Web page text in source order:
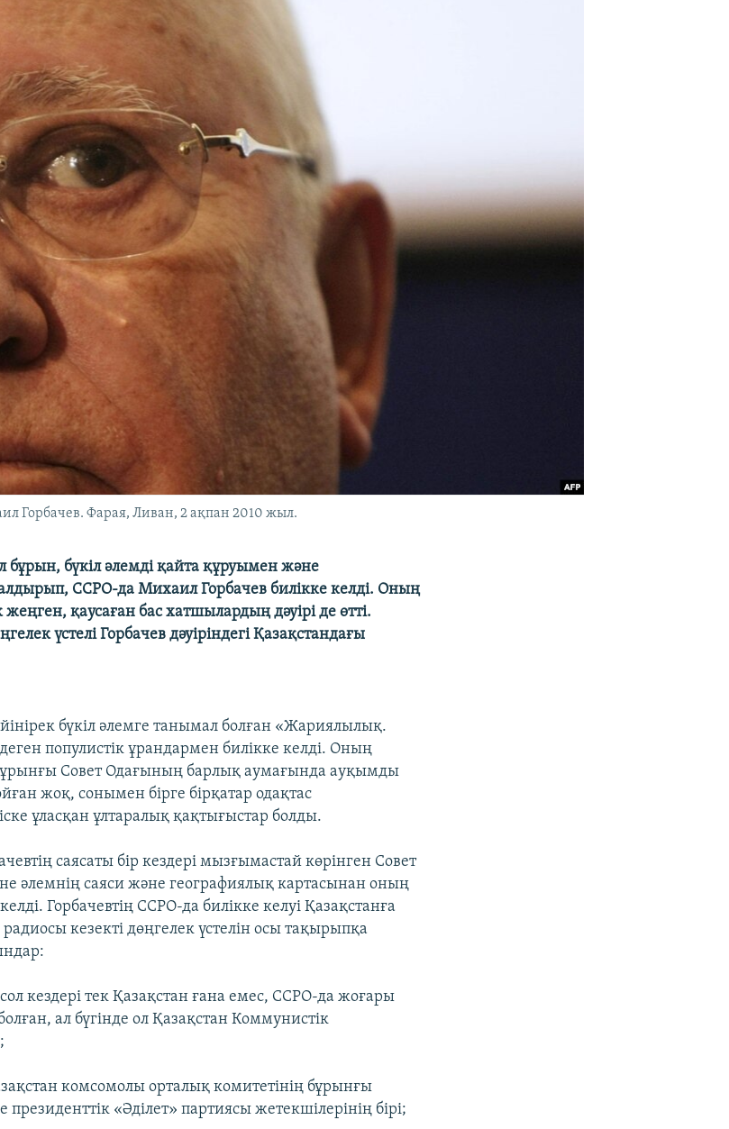
Горбачев. Фарая, Ливан, 2 ақпан 2010 жыл.
бүкіл әлемді қайта құруымен және
ССРО-да Михаил Горбачев билікке келді. Оның
жеңген, қаусаған бас хатшылардың дәуірі де өтті.
үстелі Горбачев дәуіріндегі Қазақстандағы
бүкіл әлемге танымал болған «Жариялылық.
популистік ұрандармен билікке келді. Оның
бұрынғы Совет Одағының барлық аумағында ауқымды
жоқ, сонымен бірге бірқатар одақтас
ұласқан ұлтаралық қақтығыстар болды.
саясаты бір кездері мызғымастай көрінген Совет
әлемнің саяси және географиялық картасынан оның
Горбачевтің ССРО-да билікке келуі Қазақстанға
радиосы кезекті дөңгелек үстелін осы тақырыпқа
кездері тек Қазақстан ғана емес, ССРО-да жоғары
ал бүгінде ол Қазақстан Коммунистік
комсомолы орталық комитетінің бұрынғы
президенттік «Әділет» партиясы жетекшілерінің бірі;